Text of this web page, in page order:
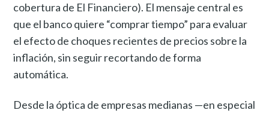
cobertura de El Financiero). El mensaje central es
que el banco quiere “comprar tiempo” para evaluar
el efecto de choques recientes de precios sobre la
inflación, sin seguir recortando de forma
automática.
Desde la óptica de empresas medianas —en especial